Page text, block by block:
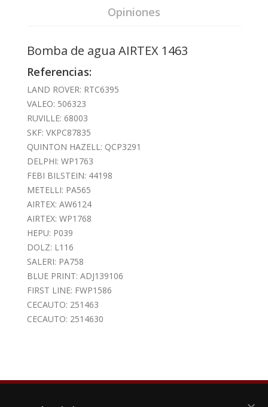
Opiniones
Bomba de agua AIRTEX 1463
Referencias:
LAND ROVER: RTC6395
VALEO: 506323
RUVILLE: 68003
SKF: VKPC87835
QUINTON HAZELL: QCP3291
DELPHI: WP1763
FEBI BILSTEIN: 44198
METELLI: PA565
AIRTEX: AW6124
AIRTEX: WP1768
HEPU: P039
DOLZ: L116
SALERI: PA758
BLUE PRINT: ADJ139106
FIRST LINE: FWP1586
CECAUTO: 251463
CECAUTO: 2514630